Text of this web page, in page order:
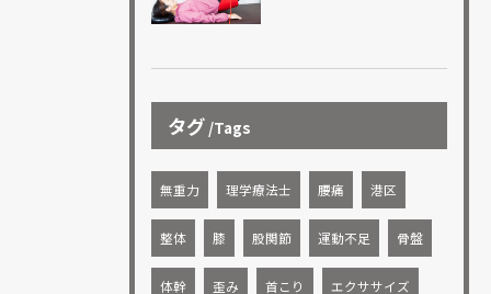
タグ Tags
無重力 理学療法士 腰痛 港区
整体 膝 股関節 運動不足 骨盤
体幹 歪み 首こり エクササイズ